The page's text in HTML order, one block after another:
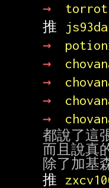
→
推
→
→
→
→
→
都說了這
而且說真
推